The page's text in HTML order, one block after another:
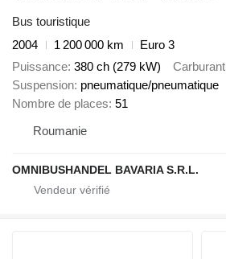
Bus touristique
2004
1 200 000 km
Euro 3
Puissance 380 ch (279 kW) Carburant
Suspension pneumatique/pneumatique
Nombre de places 51
Roumanie
OMNIBUSHANDEL BAVARIA S.R.L.